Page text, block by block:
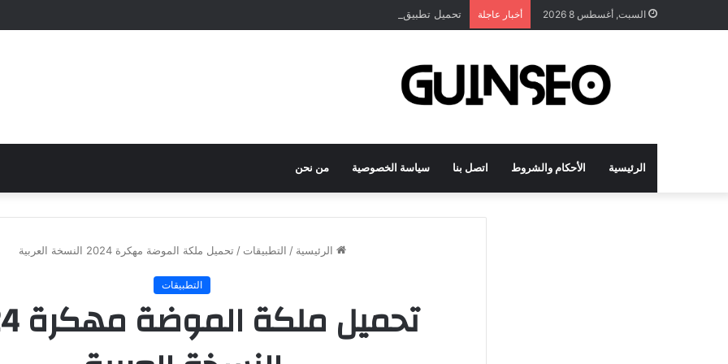
السبت, أغسطس 8 2026 أخبار عاجلة تحميل تطبيق DrawNote مهكر 2026 النسخة المدفوعة للأندرويد مجاناً
الرئيسية الأحكام والشروط اتصل بنا سياسة الخصوصية من نحن
الرئيسية / التطبيقات / تحميل ملكة الموضة مهكرة 2024 النسخة العربية
التطبيقات